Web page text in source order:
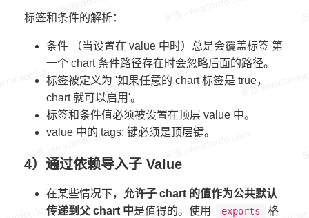
标签和条件的解析：
条件 （当设置在 value 中时）总是会覆盖标签 第
一个 chart 条件路径存在时会忽略后面的路径。
标签被定义为 '如果任意的 chart 标签是 true，
chart 就可以启用'。
标签和条件值必须被设置在顶层 value 中。
value 中的 tags: 键必须是顶层键。
4）通过依赖导入子 Value
在某些情况下，
允许子 chart 的值作为公共默认
传递到父 chart 中是值得的。使用 exports
格